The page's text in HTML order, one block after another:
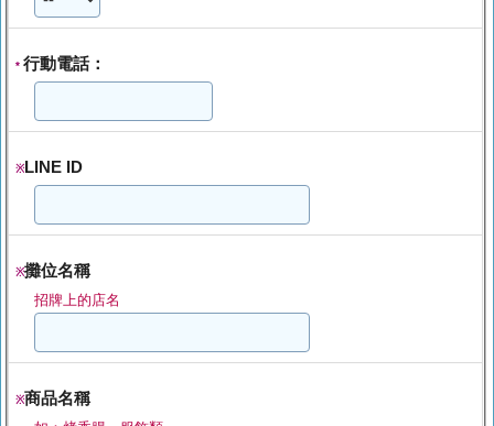
* 行動電話：
※LINE ID
※攤位名稱
招牌上的店名
※商品名稱